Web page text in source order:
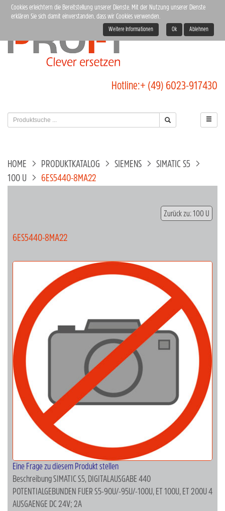
Hotline:+ (49) 6023-917430
HOME PRODUKTKATALOG SIEMENS
SIMATIC S5
100 U
6ES5440-8MA22
Zurück zu: 100 U
6ES5440-8MA22
Eine Frage zu diesem Produkt stellen
BeschreibungSIMATIC S5, DIGITALAUSGABE 440
POTENTIALGEBUNDEN FUER S5-90U/-95U/-100U, ET 100U, ET 200U 4
AUSGAENGE DC 24V; 2A
Cookies erleichtern die Bereitstellung unserer Dienste. Mit der Nutzung unserer Dienste
erklären Sie sich damit einverstanden, dass wir Cookies verwenden.
Weitere Informationen Ok Ablehnen